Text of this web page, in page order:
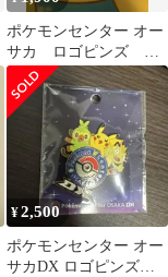
ポケモンセンター オー
サカ ロゴピンズ コ
ライドン
¥2,500
ポケモンセンター オー
サカDX ロゴピンズ